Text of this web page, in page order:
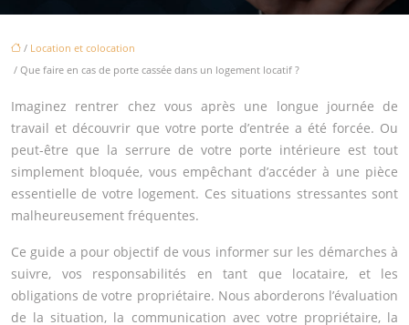
/ Location et colocation
/ Que faire en cas de porte cassée dans un logement locatif ?
Imaginez rentrer chez vous après une longue journée de
travail et découvrir que votre porte d’entrée a été forcée. Ou
peut-être que la serrure de votre porte intérieure est tout
simplement bloquée, vous empêchant d’accéder à une pièce
essentielle de votre logement. Ces situations stressantes sont
malheureusement fréquentes.
Ce guide a pour objectif de vous informer sur les démarches à
suivre, vos responsabilités en tant que locataire, et les
obligations de votre propriétaire. Nous aborderons l’évaluation
de la situation, la communication avec votre propriétaire, la